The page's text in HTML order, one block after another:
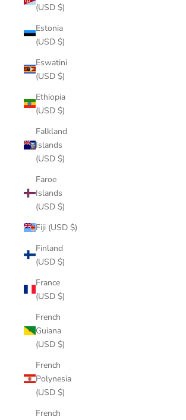
(USD $)
Estonia
(USD $)
Eswatini
(USD $)
Ethiopia
(USD $)
Falkland
Islands
(USD $)
Faroe
Islands
(USD $)
Fiji (USD $)
Finland
(USD $)
France
(USD $)
French
Guiana
(USD $)
French
Polynesia
(USD $)
French